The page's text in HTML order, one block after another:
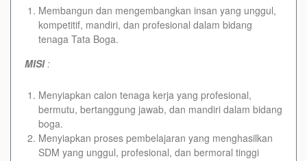
Membangun dan mengembangkan insan yang unggul,
kompetitif, mandiri, dan profesional dalam bidang
tenaga Tata Boga.
MISI:
Menyiapkan calon tenaga kerja yang profesional,
bermutu, bertanggung jawab, dan mandiri dalam bidang
boga.
Menyiapkan proses pembelajaran yang menghasilkan
SDM yang unggul, profesional, dan bermoral tinggi